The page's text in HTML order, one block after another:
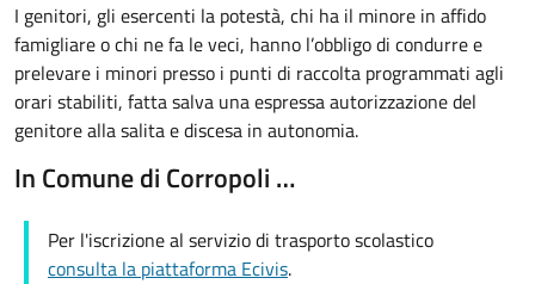
I genitori, gli esercenti la potestà, chi ha il minore in affido
famigliare o chi ne fa le veci, hanno l’obbligo di condurre e
prelevare i minori presso i punti di raccolta programmati agli
orari stabiliti, fatta salva una espressa autorizzazione del
genitore alla salita e discesa in autonomia.
In Comune di Corropoli …
Per l'iscrizione al servizio di trasporto scolastico
consulta la piattaforma Ecivis.